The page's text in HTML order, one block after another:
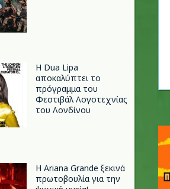
Η Dua Lipa
αποκαλύπτει το
πρόγραμμα του
Φεστιβάλ Λογοτεχνίας
του Λονδίνου
Η Ariana Grande ξεκινά
πρωτοβουλία για την